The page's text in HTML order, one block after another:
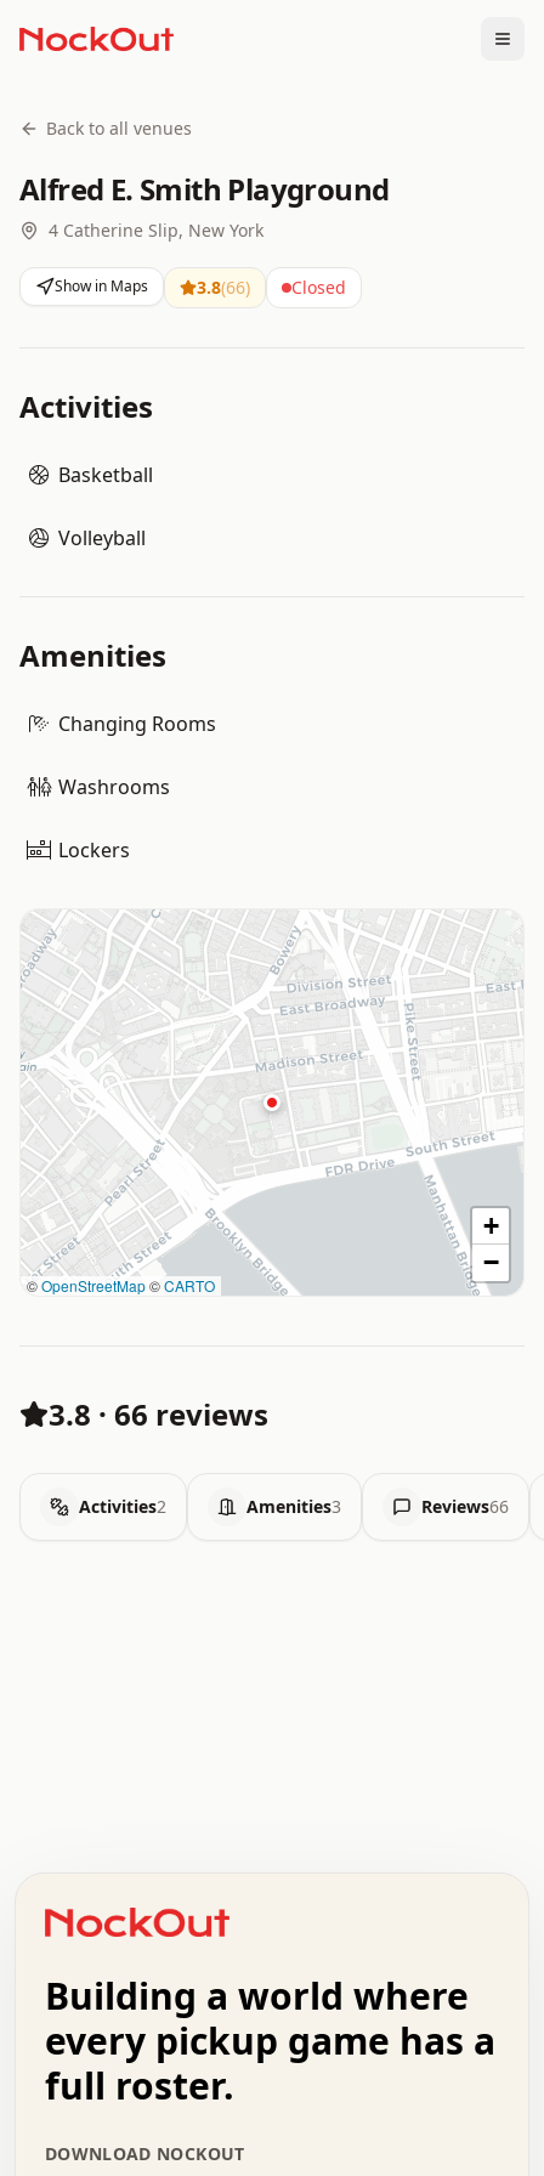
Back to all venues
Alfred E. Smith Playground
4 Catherine Slip, New York
Show in Maps 3.8(66) Closed
Activities
Basketball
Volleyball
Amenities
Changing Rooms
Washrooms
Lockers
©OpenStreetMap©CARTO
+
−
3.8 · 66 reviews
Activities2 Amenities3 Reviews66
+   .   .   .   .   .   .   .   .   .   +   .   .
.   .   .   .   .   .   .   .   .   .   .   :   .
.   .   .   .   +   .   .   .   .   .   .   .   +
.   :   .   .   .   .   .   .   .   .   o   .   .
.   .   x   .   .   .   .   .   .   :   .   .   o
.   .   .   .   :   .   .   .   .   o   .   .   .
.   .   .   .   .   .   .   :   .   .   .   .   .
Building a world where
every pickup game has a
full roster.
DOWNLOAD NOCKOUT